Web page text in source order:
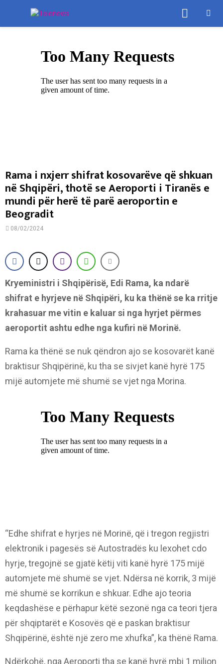
Rama i nxjerr shifrat kosovarëve që shkuan
në Shqipëri, thotë se Aeroporti i Tiranës e
mundi për herë të parë aeroportin e
Beogradit
08/02/2024
Kryeministri i Shqipërisë, Edi Rama, ka ndarë
shifrat e hyrjeve në Shqipëri, ku ka thënë se ka rritje
krahasuar me vitin e kaluar si nga hyrjet përmes
aeroportit ashtu edhe nga kufiri në Morinë.
Rama ka thënë se nuk qëndron ajo se kosovarët kanë
braktisur Shqipërinë, ku tha se sivjet kanë hyrë 175
mijë automjete më shumë se vjet nga Morina.
“Edhe shifrat e hyrjes në Morinë, që i tregon regjistri
elektronik i pagesës së Autostradës ku lexohet cdo
hyrje, tregojnë se gjatë këtij viti kanë hyrë 175 mijë
automjete më shumë se vjet. Ndërsa në korrik, 3 mijë
më shumë se korrikun e shkuar. Edhe ajo teoria
keqdashëse e përhapur këtë sezonë nga ca teori tjera
për shqiptarët e Kosovës që e paskan braktisur
Shqipërinë, është një zero me xhufka”, ka thënë Rama.
Ndërkohë, nga Aeroporti tha se kanë hyrë mbi 1 milion